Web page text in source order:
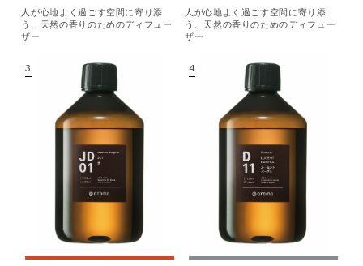
人が心地よく過ごす空間に寄り添
う、天然の香りのためのディフュー
ザー
人が心地よく過ごす空間に寄り添
う、天然の香りのためのディフュー
ザー